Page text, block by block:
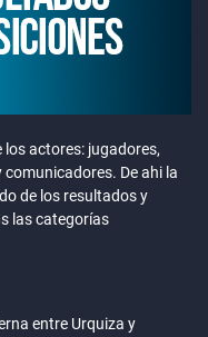
actores: jugadores,
De ahi la
de los resultados y
las categorías
entre Urquiza y